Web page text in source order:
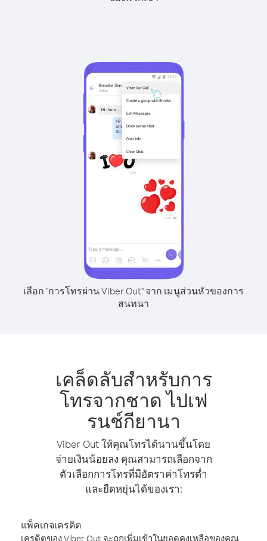
เลือก "การโทรผ่าน Viber Out" จาก เมนูส่วนหัวของการ
สนทนา
เคล็ดลับสำหรับการ
โทรจากชาด ไปเฟ
รนช์กียานา
Viber Out ให้คุณโทรได้นานขึ้นโดย
จ่ายเงินน้อยลง คุณสามารถเลือกจาก
ตัวเลือกการโทรที่มีอัตราค่าโทรต่ำ
และยืดหยุ่นได้ของเรา:
แพ็คเกจเครดิต
เครดิตของ Viber Out จะถูกเพิ่มเข้าในยอดคงเหลือของคุณ